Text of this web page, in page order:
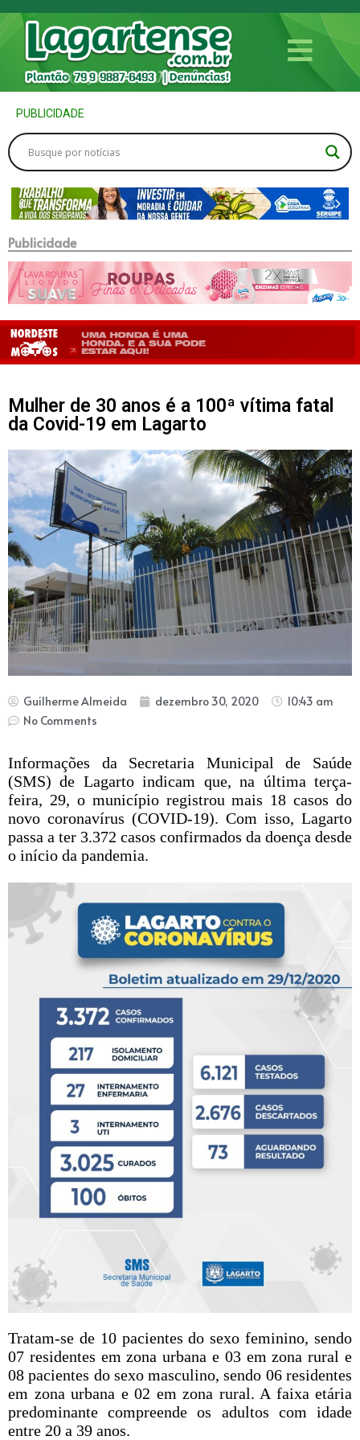
PUBLICIDADE
Publicidade
Mulher de 30 anos é a 100ª vítima fatal
da Covid-19 em Lagarto
Guilherme Almeida dezembro 30, 2020
10:43 am
No Comments
Informações da Secretaria Municipal de Saúde
(SMS) de Lagarto indicam que, na última terça-
feira, 29, o município registrou mais 18 casos do
novo coronavírus (COVID-19). Com isso, Lagarto
passa a ter 3.372 casos confirmados da doença desde
o início da pandemia.
Tratam-se de 10 pacientes do sexo feminino, sendo
07 residentes em zona urbana e 03 em zona rural e
08 pacientes do sexo masculino, sendo 06 residentes
em zona urbana e 02 em zona rural. A faixa etária
predominante compreende os adultos com idade
entre 20 a 39 anos.